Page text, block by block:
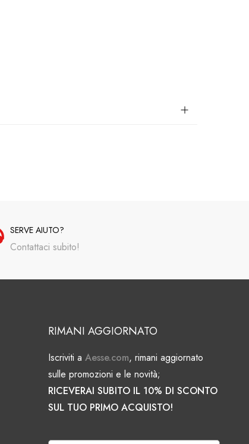
SERVE AIUTO?
Contattaci subito!
RIMANI AGGIORNATO
Iscriviti aAesse.com, rimani aggiornato
sulle promozioni e le novità;
RICEVERAI SUBITO IL 10% DI SCONTO
SUL TUO PRIMO ACQUISTO!